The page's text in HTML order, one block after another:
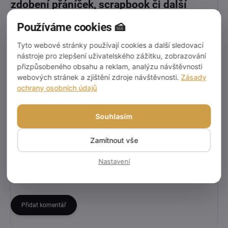
zdobení přáníček, scrapbook či další
kreativní projekty
✔️ Délka:5 m
✔️ Šířka:1,5 cm
balíčky s ní budou vypadat jednoduše
dokonale. 🎄
Přidat komentář
Používáme cookies 🍰
Tyto webové stránky používají cookies a další sledovací
nástroje pro zlepšení uživatelského zážitku, zobrazování
přizpůsobeného obsahu a reklam, analýzu návštěvnosti
webových stránek a zjištění zdroje návštěvnosti. Zásady
ochrany osobních údajů
Souhlasím
Zamítnout vše
Nastavení